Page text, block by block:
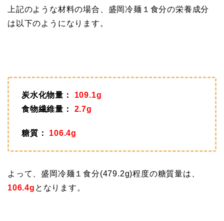
上記のような材料の場合、盛岡冷麺１食分の栄養成分
は以下のようになります。
炭水化物量：
109.1g
食物繊維量：
2.7g
糖質： 106.4g
よって、盛岡冷麺１食分(479.2g)程度の糖質量は、
106.4g となります。